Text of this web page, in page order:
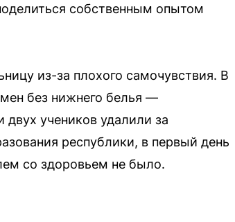
собственным опытом
из-за плохого самочувствия. В
без нижнего белья —
учеников удалили за
республики, в первый день
со здоровьем не было.